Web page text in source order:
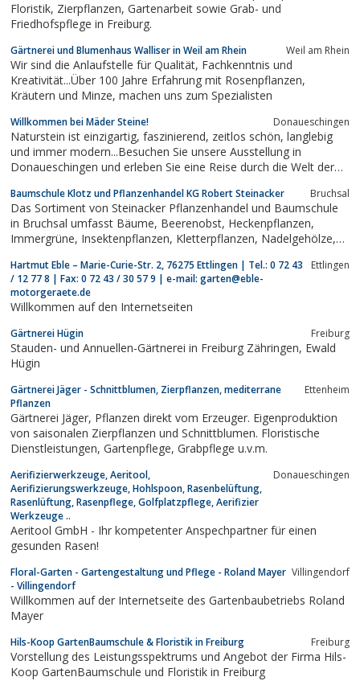
Floristik, Zierpflanzen, Gartenarbeit sowie Grab- und
Friedhofspflege in Freiburg.
Gärtnerei und Blumenhaus Walliser in Weil am Rhein Weil am Rhein
Wir sind die Anlaufstelle für Qualität, Fachkenntnis und
Kreativität...Über 100 Jahre Erfahrung mit Rosenpflanzen,
Kräutern und Minze, machen uns zum Spezialisten
Willkommen bei Mäder Steine! Donaueschingen
Naturstein ist einzigartig, faszinierend, zeitlos schön, langlebig
und immer modern...Besuchen Sie unsere Ausstellung in
Donaueschingen und erleben Sie eine Reise durch die Welt der
Baumschule Klotz und Pflanzenhandel KG Robert Steinacker Bruchsal
Das Sortiment von Steinacker Pflanzenhandel und Baumschule
in Bruchsal umfasst Bäume, Beerenobst, Heckenpflanzen,
Immergrüne, Insektenpflanzen, Kletterpflanzen, Nadelgehölze,
Ziergehölze, Ziergräser, Dünger, Erden und Zubehör
Hartmut Eble – Marie-Curie-Str. 2, 76275 Ettlingen | Tel.: 0 72 43
/ 12 77 8 | Fax: 0 72 43 / 30 57 9 | e-mail: garten@eble-
motorgeraete.de
Ettlingen
Willkommen auf den Internetseiten
Gärtnerei Hügin Freiburg
Stauden- und Annuellen-Gärtnerei in Freiburg Zähringen, Ewald
Hügin
Gärtnerei Jäger - Schnittblumen, Zierpflanzen, mediterrane
Pflanzen
Ettenheim
Gärtnerei Jäger, Pflanzen direkt vom Erzeuger. Eigenproduktion
von saisonalen Zierpflanzen und Schnittblumen. Floristische
Dienstleistungen, Gartenpflege, Grabpflege u.v.m.
Aerifizierwerkzeuge, Aeritool,
Aerifizierungswerkzeuge, Hohlspoon, Rasenbelüftung,
Rasenlüftung, Rasenpflege, Golfplatzpflege, Aerifizier
Werkzeuge ..
Donaueschingen
Aeritool GmbH - Ihr kompetenter Anspechpartner für einen
gesunden Rasen!
Floral-Garten - Gartengestaltung und Pflege - Roland Mayer
- Villingendorf
Villingendorf
Willkommen auf der Internetseite des Gartenbaubetriebs Roland
Mayer
Hils-Koop GartenBaumschule & Floristik in Freiburg Freiburg
Vorstellung des Leistungsspektrums und Angebot der Firma Hils-
Koop GartenBaumschule und Floristik in Freiburg